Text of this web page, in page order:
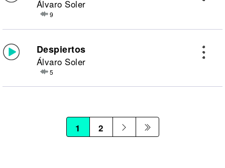
Álvaro Soler
9
Despiertos
Álvaro Soler
5
1 2